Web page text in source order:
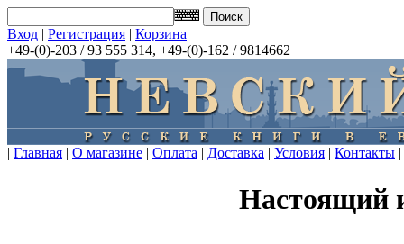
Вход | Регистрация | Корзина
+49-(0)-203 / 93 555 314, +49-(0)-162 / 9814662
| Главная | О магазине | Оплата | Доставка | Условия | Контакты |
Настоящий